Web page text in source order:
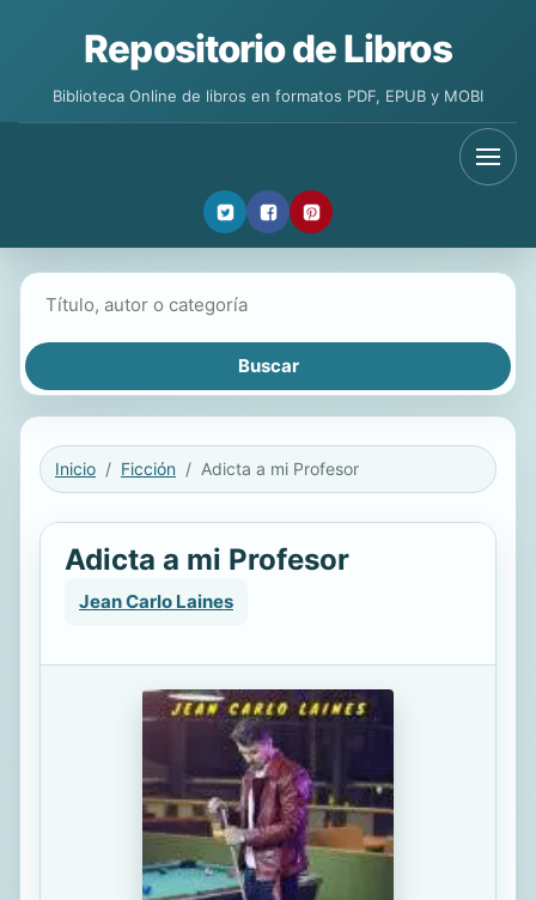
Repositorio de Libros
Biblioteca Online de libros en formatos PDF, EPUB y MOBI
Inicio Ficción Adicta a mi Profesor
Adicta a mi Profesor
Jean Carlo Laines